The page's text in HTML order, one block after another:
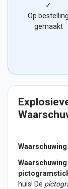
✓
Op bestelling
gemaakt
huis! De